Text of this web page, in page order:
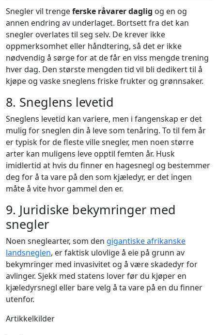
Snegler vil trengeferske råvarer daglig og en og
annen endring av underlaget. Bortsett fra det kan
snegler overlates til seg selv. De krever ikke
oppmerksomhet eller håndtering, så det er ikke
nødvendig å sørge for at de får en viss mengde trening
hver dag. Den største mengden tid vil bli dedikert til å
kjøpe og vaske sneglens friske frukter og grønnsaker.
8. Sneglens levetid
Sneglens levetid kan variere, men i fangenskap er det
mulig for sneglen din å leve som tenåring. To til fem år
er typisk for de fleste ville snegler, men noen større
arter kan muligens leve opptil femten år. Husk
imidlertid at hvis du finner en hagesnegl og bestemmer
deg for å ta vare på den som kjæledyr, er det ingen
måte å vite hvor gammel den er.
9. Juridiske bekymringer med
snegler
Noen sneglearter, som den gigantiske afrikanske
landsneglen, er faktisk ulovlige å eie på grunn av
bekymringer med invasivitet og å være skadedyr for
avlinger. Sjekk med statens lover før du kjøper en
kjæledyrsnegl eller bare velg å ta vare på en du finner
utenfor.
Artikkelkilder